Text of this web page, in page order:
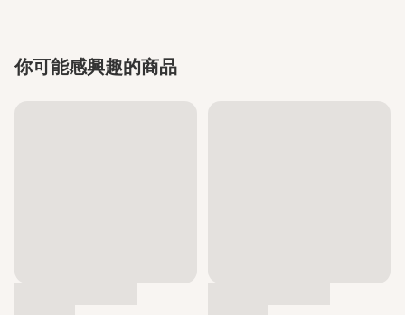
你可能感興趣的商品